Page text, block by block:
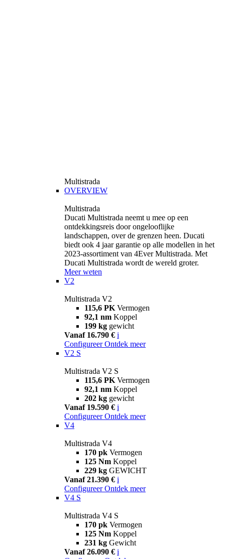
Multistrada
OVERVIEW
Multistrada
Ducati Multistrada neemt u mee op een
ontdekkingsreis door ongelooflijke
landschappen, over de grenzen heen. Ducati
biedt ook 4 jaar garantie op alle modellen in het
2023-assortiment van 4Ever Multistrada. Met
Ducati Multistrada wordt de wereld groter.
Meer weten
V2
Multistrada V2
115,6 PK Vermogen
92,1 nm Koppel
199 kg gewicht
Vanaf 16.790 € i
Configureer Ontdek meer
V2 S
Multistrada V2 S
115,6 PK Vermogen
92,1 nm Koppel
202 kg gewicht
Vanaf 19.590 € i
Configureer Ontdek meer
V4
Multistrada V4
170 pk Vermogen
125 Nm Koppel
229 kg GEWICHT
Vanaf 21.390 € i
Configureer Ontdek meer
V4 S
Multistrada V4 S
170 pk Vermogen
125 Nm Koppel
231 kg Gewicht
Vanaf 26.090 € i